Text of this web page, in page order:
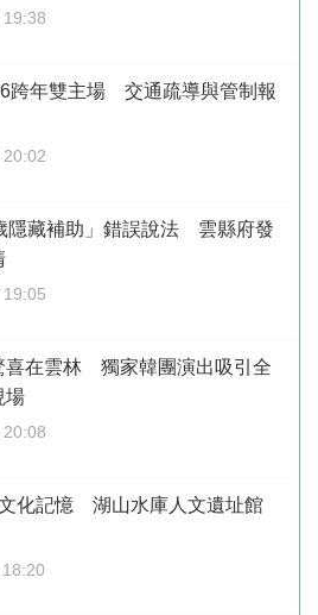
跨年雙主場 交通疏導與管制報
隱藏補助」錯誤說法 雲縣府發
喜在雲林 獨家韓團演出吸引全
場
化記憶 湖山水庫人文遺址館